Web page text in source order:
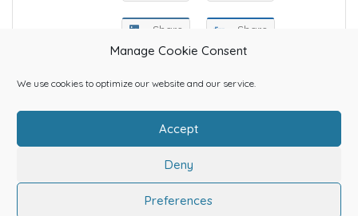
Manage Cookie Consent
We use cookies to optimize our website and our service.
Accept
Deny
Preferences
Share Share
Home About Us Categories Contact Us Blog Shop
ΠΑΝΑΓΙΩΤΗΣ ΤΣΙΜΠΙΔΗΣ ΔΗΜΟΣΙΟΓΡΑΦΟΣ e-info.gr
2103213405 by Diafimistes.gr All copyrights reserved © 2021 -